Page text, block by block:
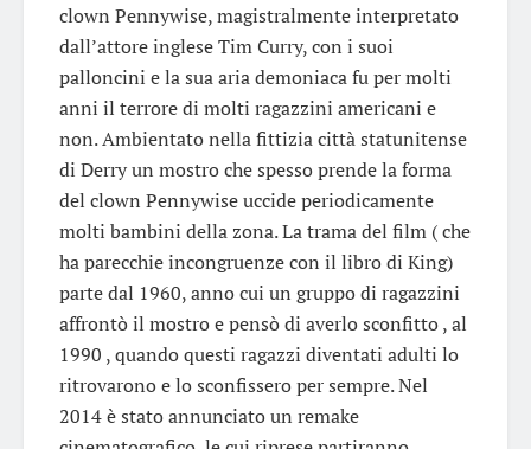
clown Pennywise, magistralmente interpretato
dall’attore inglese Tim Curry, con i suoi
palloncini e la sua aria demoniaca fu per molti
anni il terrore di molti ragazzini americani e
non. Ambientato nella fittizia città statunitense
di Derry un mostro che spesso prende la forma
del clown Pennywise uccide periodicamente
molti bambini della zona. La trama del film ( che
ha parecchie incongruenze con il libro di King)
parte dal 1960, anno cui un gruppo di ragazzini
affrontò il mostro e pensò di averlo sconfitto , al
1990 , quando questi ragazzi diventati adulti lo
ritrovarono e lo sconfissero per sempre. Nel
2014 è stato annunciato un remake